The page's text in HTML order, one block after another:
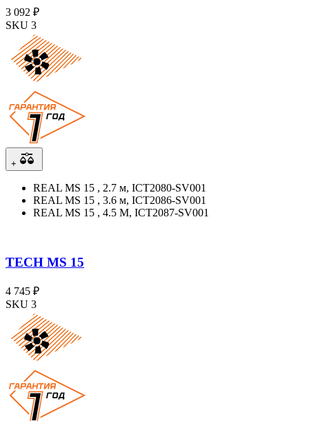
3 092 ₽
SKU 3
+
REAL MS 15 , 2.7 м, ICT2080-SV001
REAL MS 15 , 3.6 м, ICT2086-SV001
REAL MS 15 , 4.5 М, ICT2087-SV001
TECH MS 15
4 745 ₽
SKU 3